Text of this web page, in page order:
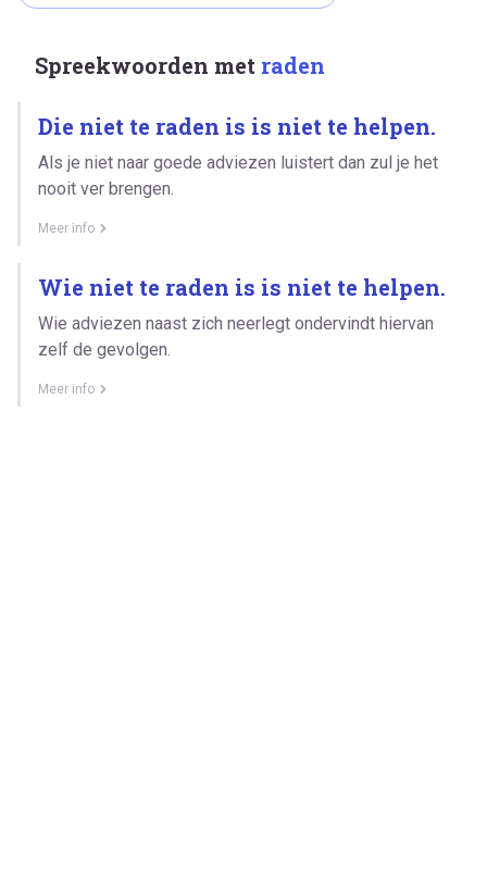
Spreekwoorden met raden
Die niet te raden is is niet te helpen.
Als je niet naar goede adviezen luistert dan zul je het
nooit ver brengen.
Meer info
Wie niet te raden is is niet te helpen.
Wie adviezen naast zich neerlegt ondervindt hiervan
zelf de gevolgen.
Meer info